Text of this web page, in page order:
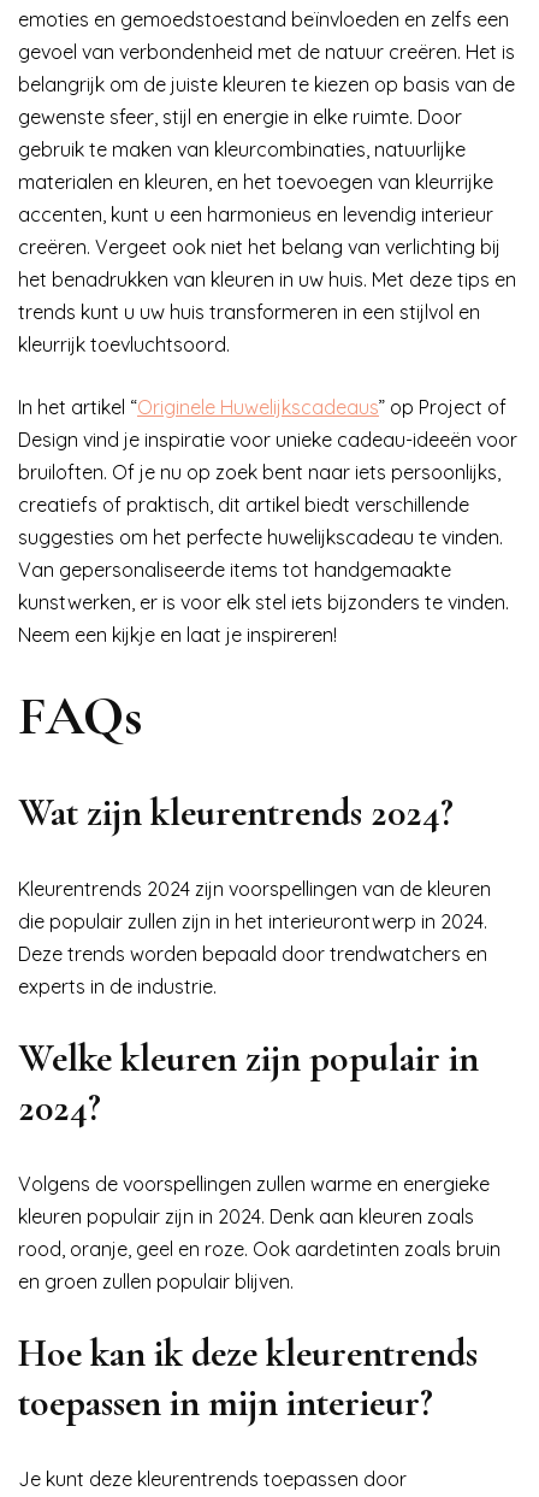
emoties en gemoedstoestand beïnvloeden en zelfs een
gevoel van verbondenheid met de natuur creëren. Het is
belangrijk om de juiste kleuren te kiezen op basis van de
gewenste sfeer, stijl en energie in elke ruimte. Door
gebruik te maken van kleurcombinaties, natuurlijke
materialen en kleuren, en het toevoegen van kleurrijke
accenten, kunt u een harmonieus en levendig interieur
creëren. Vergeet ook niet het belang van verlichting bij
het benadrukken van kleuren in uw huis. Met deze tips en
trends kunt u uw huis transformeren in een stijlvol en
kleurrijk toevluchtsoord.
In het artikel “Originele Huwelijkscadeaus” op Project of
Design vind je inspiratie voor unieke cadeau-ideeën voor
bruiloften. Of je nu op zoek bent naar iets persoonlijks,
creatiefs of praktisch, dit artikel biedt verschillende
suggesties om het perfecte huwelijkscadeau te vinden.
Van gepersonaliseerde items tot handgemaakte
kunstwerken, er is voor elk stel iets bijzonders te vinden.
Neem een kijkje en laat je inspireren!
FAQs
Wat zijn kleurentrends 2024?
Kleurentrends 2024 zijn voorspellingen van de kleuren
die populair zullen zijn in het interieurontwerp in 2024.
Deze trends worden bepaald door trendwatchers en
experts in de industrie.
Welke kleuren zijn populair in
2024?
Volgens de voorspellingen zullen warme en energieke
kleuren populair zijn in 2024. Denk aan kleuren zoals
rood, oranje, geel en roze. Ook aardetinten zoals bruin
en groen zullen populair blijven.
Hoe kan ik deze kleurentrends
toepassen in mijn interieur?
Je kunt deze kleurentrends toepassen door